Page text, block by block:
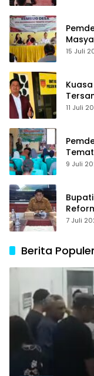
15 Juli
11 Juli
9 Juli
7 Juli
Berita Populer